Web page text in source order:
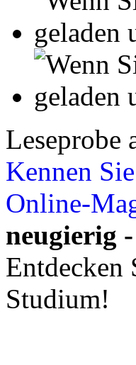
Leseprobe
Kennen
Online-
neugierig